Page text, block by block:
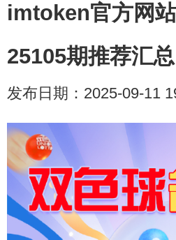
imtoken官方网
25105期推荐汇总
发布日期：2025-09-11